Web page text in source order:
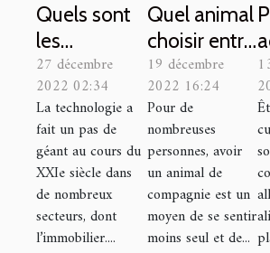
Quels sont
les
avantages
de la
domotique
?
27 décembre
2022 02:34
La technologie a
fait un pas de
géant au cours du
XXIe siècle dans
de nombreux
secteurs, dont
l’immobilier....
Quel animal
choisir entre
le chien et le
chat?
19 décembre
2022 16:24
Pour de
nombreuses
personnes, avoir
un animal de
compagnie est un
moyen de se sentir
moins seul et de...